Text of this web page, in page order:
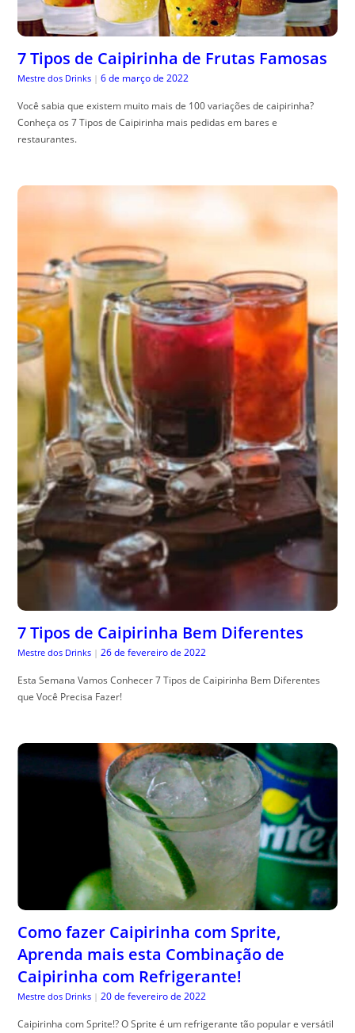
7 Tipos de Caipirinha de Frutas Famosas
Mestre dos Drinks | 6 de março de 2022
Você sabia que existem muito mais de 100 variações de caipirinha?
Conheça os 7 Tipos de Caipirinha mais pedidas em bares e
restaurantes.
7 Tipos de Caipirinha Bem Diferentes
Mestre dos Drinks | 26 de fevereiro de 2022
Esta Semana Vamos Conhecer 7 Tipos de Caipirinha Bem Diferentes
que Você Precisa Fazer!
Como fazer Caipirinha com Sprite,
Aprenda mais esta Combinação de
Caipirinha com Refrigerante!
Mestre dos Drinks | 20 de fevereiro de 2022
Caipirinha com Sprite!? O Sprite é um refrigerante tão popular e versátil